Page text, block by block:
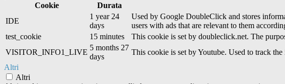
Cookie
Durata
IDE
1 year 24
days
Used by Google DoubleClick and stores
users with ads that are relevant to them
test_cookie
15 minutes
This cookie is set by doubleclick.net. The
VISITOR_INFO1_LIVE
5 months 27
days
This cookie is set by Youtube. Used to track
Altri
Altri